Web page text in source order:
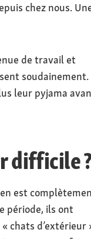
chez nous.
de travail et
soudainement.
leur pyjama
difficile
est
période, ils ont
chats d’extérieur